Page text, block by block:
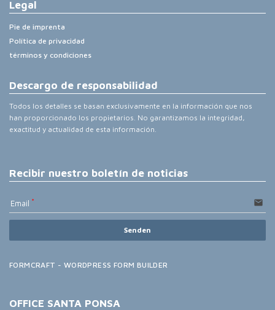
Legal
Pie de imprenta
Política de privacidad
términos y condiciones
Descargo de responsabilidad
Todos los detalles se basan exclusivamente en la información que nos
han proporcionado los propietarios. No garantizamos la integridad,
exactitud y actualidad de esta información.
Recibir nuestro boletín de noticias
Email email
Senden
FORMCRAFT - WORDPRESS FORM BUILDER
OFFICE SANTA PONSA